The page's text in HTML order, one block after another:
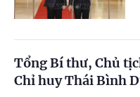
Tổng Bí thư, Chủ
Chỉ huy Thái Bình